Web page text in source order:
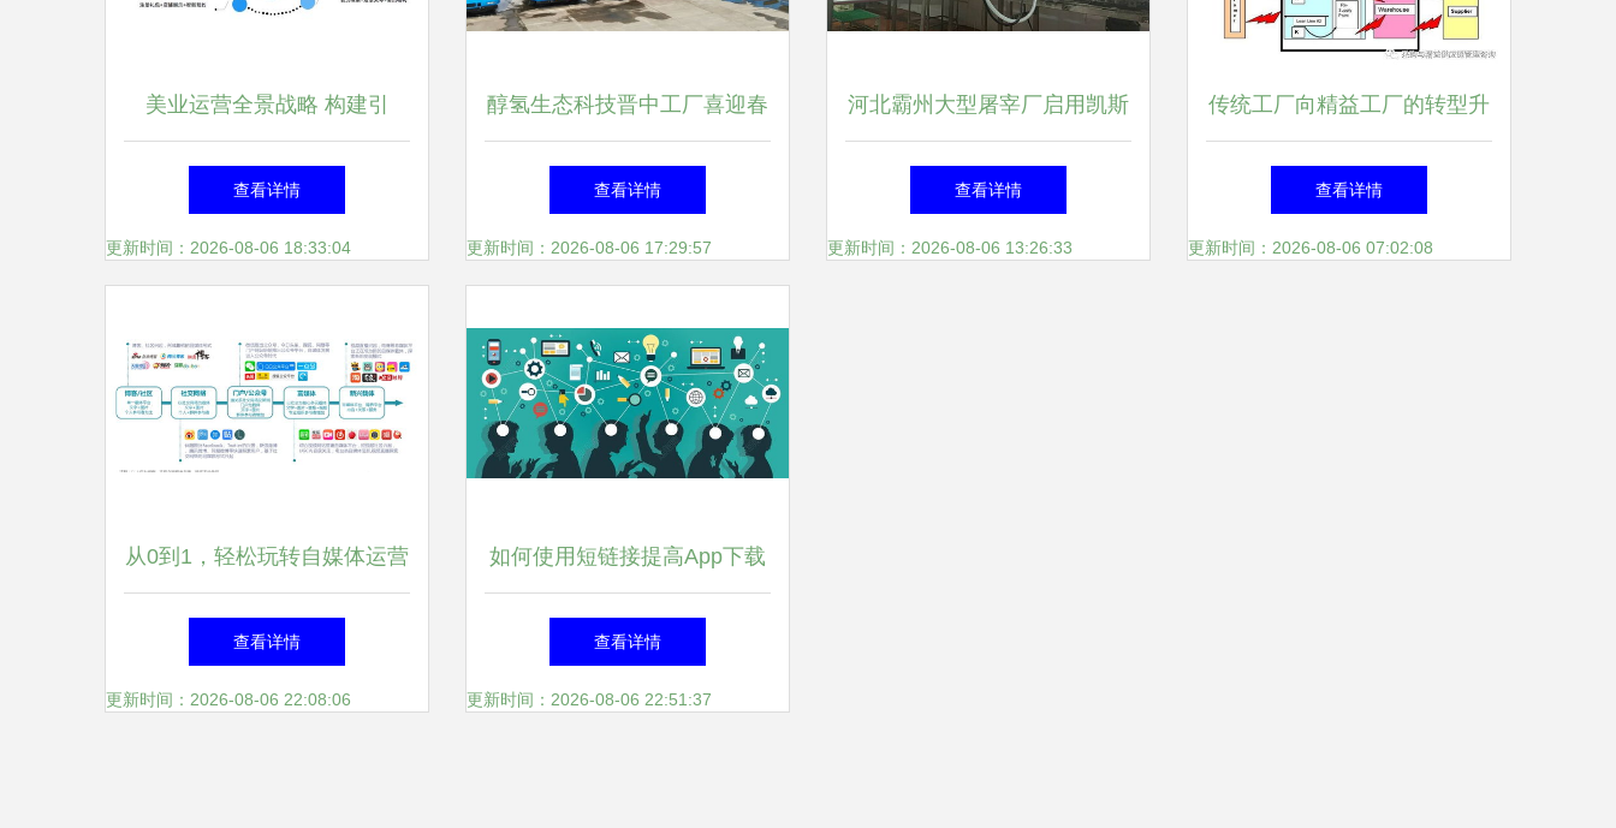
美业运营全景战略 构建引
流、转化、留存、裂变的全周
期增长引擎
查看详情
更新时间：2026-08-06 18:33:04
醇氢生态科技晋中工厂喜迎春
季“开门红”，生产交车两旺势
头强劲
查看详情
更新时间：2026-08-06 17:29:57
河北霸州大型屠宰厂启用凯斯
乐专业设备，现代化生猪屠宰
生产线正式投产运营
查看详情
更新时间：2026-08-06 13:26:33
传统工厂向精益工厂的转型升
级之路
查看详情
更新时间：2026-08-06 07:02:08
从0到1，轻松玩转自媒体运营
微信公众号与今日头条实战指
南
查看详情
更新时间：2026-08-06 22:08:06
如何使用短链接提高App下载
量 玩转App运营的关键策略
查看详情
更新时间：2026-08-06 22:51:37